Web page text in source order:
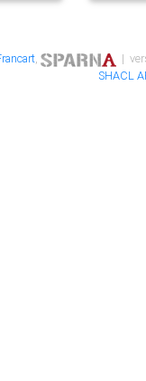
,
|
SHACL